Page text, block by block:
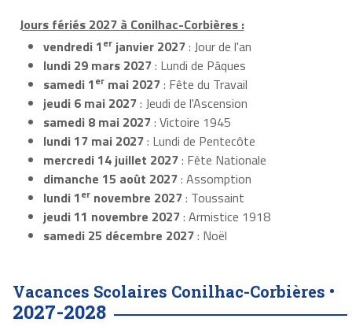
Jours fériés 2027 à Conilhac-Corbières :
vendredi 1er janvier 2027: Jour de l'an
lundi 29 mars 2027: Lundi de Pâques
samedi 1er mai 2027: Fête du Travail
jeudi 6 mai 2027: Jeudi de l'Ascension
samedi 8 mai 2027: Victoire 1945
lundi 17 mai 2027: Lundi de Pentecôte
mercredi 14 juillet 2027: Fête Nationale
dimanche 15 août 2027: Assomption
lundi 1er novembre 2027: Toussaint
jeudi 11 novembre 2027: Armistice 1918
samedi 25 décembre 2027: Noël
Vacances Scolaires Conilhac-Corbières •
2027-2028